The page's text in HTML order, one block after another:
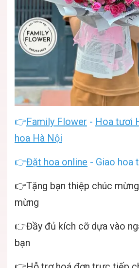
👉Family Flower - Hoa tươi
hoa Hà Nội
👉Đặt hoa online - Giao hoa
👉Tặng bạn thiệp chúc
mừng
👉Đầy đủ kích cỡ dựa vào
bạn